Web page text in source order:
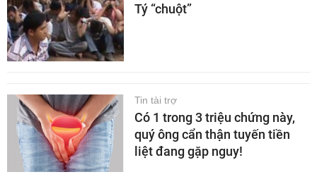
Tý “chuột”
Tin tài trợ
Có 1 trong 3 triệu chứng này,
quý ông cẩn thận tuyến tiền
liệt đang gặp nguy!